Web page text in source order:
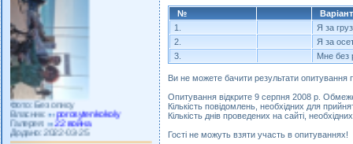
Фото: Без опису
Власник:
porosytenkokoly
Галерея:
Додано: 2022-03-25
№
1.
Я за
2.
Я за
3.
Мне без
Ви не можете бачити результати опитування
Опитування відкрите 9 серпня 2008 р.
Кількість повідомлень, необхідних для
Кількість днів проведених на сайті,
Гості не можуть взяти участь в опитуваннях!